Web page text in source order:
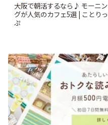
大阪で朝活するなら♪ モーニン
グが人気のカフェ5選 | ことりっ
ぷ